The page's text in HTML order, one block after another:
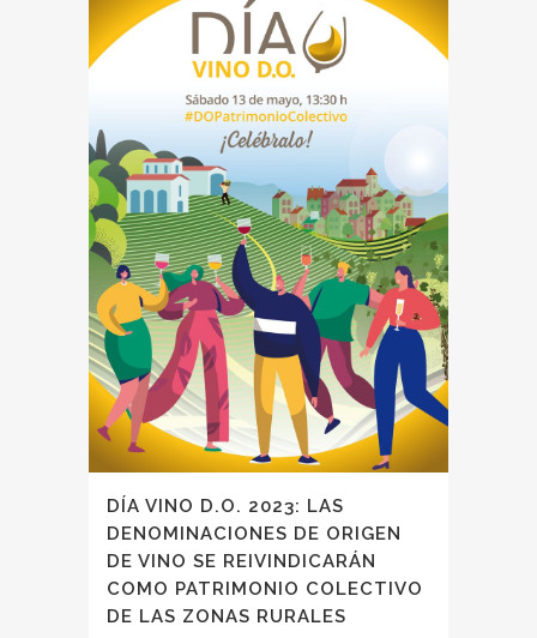
DÍA VINO D.O. 2023: LAS
DENOMINACIONES DE ORIGEN
DE VINO SE REIVINDICARÁN
COMO PATRIMONIO COLECTIVO
DE LAS ZONAS RURALES